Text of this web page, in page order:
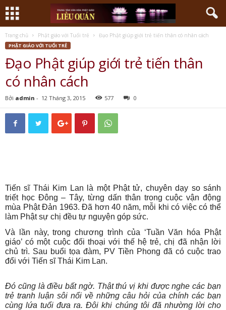
Trang chủ Phật giáo với Tuổi trẻ Đạo Phật giúp giới trẻ tiến thân có nhân cách
PHẬT GIÁO VỚI TUỔI TRẺ
Đạo Phật giúp giới trẻ tiến thân
có nhân cách
Bởi admin - 12 Tháng 3, 2015 577 0
Tiến sĩ Thái Kim Lan là một Phật tử, chuyên dạy so sánh
triết học Đông – Tây, từng dấn thân trong cuộc vận động
mùa Phật Đản 1963. Đã hơn 40 năm, mỗi khi có việc có thể
làm Phật sự chị đều tự nguyện góp sức.
Và lần này, trong chương trình của ‘Tuần Văn hóa Phật
giáo’ có một cuộc đối thoại với thế hệ trẻ, chị đã nhận lời
chủ trì. Sau buổi tọa đàm, PV Tiền Phong đã có cuộc trao
đổi với Tiến sĩ Thái Kim Lan.
Đó cũng là điều bất ngờ. Thật thú vị khi được nghe các bạn
trẻ tranh luận sôi nổi về những câu hỏi của chính các bạn
cùng lứa tuổi đưa ra. Đôi khi chúng tôi đã nhường lời cho